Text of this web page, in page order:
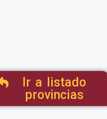
Ir a listado
provincias